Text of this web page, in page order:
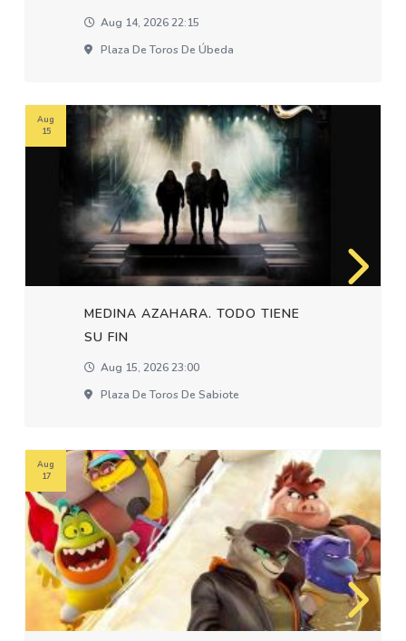
Aug 14, 2026 22:15
Plaza De Toros De Úbeda
MEDINA AZAHARA. TODO TIENE
SU FIN
Aug 15, 2026 23:00
Plaza De Toros De Sabiote
Aug
15
Aug
17